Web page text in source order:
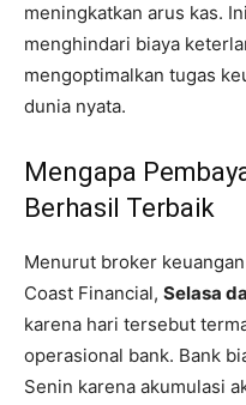
meningkatkan arus kas.
menghindari biaya
mengoptimalkan tugas
dunia nyata.
Mengapa
Berhasil Terbaik
Menurut broker
Coast Financial, Selasa
karena hari tersebut
operasional bank. Bank
Senin karena akumulasi